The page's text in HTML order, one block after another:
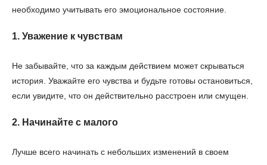
необходимо учитывать его эмоциональное состояние.
1. Уважение к чувствам
Не забывайте, что за каждым действием может скрываться
история. Уважайте его чувства и будьте готовы остановиться,
если увидите, что он действительно расстроен или смущен.
2. Начинайте с малого
Лучше всего начинать с небольших изменений в своем